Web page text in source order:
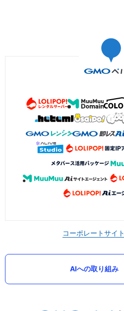
コーポレートサイト
AIへの取り組み